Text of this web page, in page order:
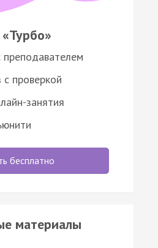
преподавателем
проверкой
занятия
бесплатно
материалы